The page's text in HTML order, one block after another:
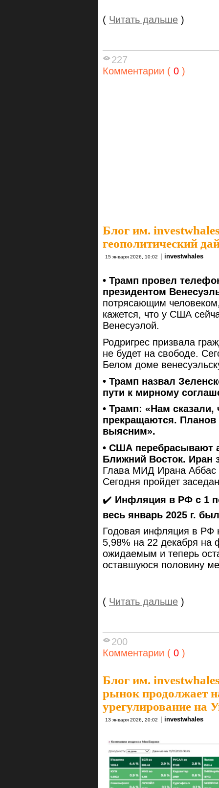
( Читать дальше )
227
Комментарии ( 0 )
Блог им.
геополитический
15 января 2026, 10:02 investwhales
• Трамп провел
президентом
потрясающим
кажется, что у США
Венесуэлой.
Родригрес призвала
не будет на свободе.
Белом доме
• Трамп назвал
пути к мирному
• Трамп: «Нам сказали,
прекращаются. Планов
выясним».
• США перебрасывают
Ближний Восток. Иран
Глава МИД Ирана Аббас
Сегодня пройдет
✔️ Инфляция в РФ с 1
весь январь 2025 г.
Годовая инфляция в РФ
5,98% на 22 декабря
ожидаемым и теперь
оставшуюся половину
( Читать дальше )
200
Комментарии ( 0 )
Блог им.
рынок продолжает
урегулирование на
13 января 2026, 20:02 investwhales